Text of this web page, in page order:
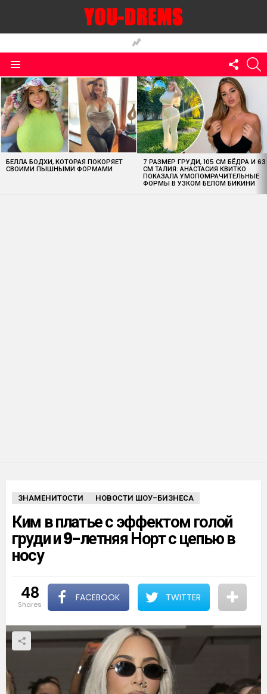
US
MOST
VIEWED
STORIES
БЕЛЛА БОДХИ, КОТОРАЯ ПОКОРЯЕТ
СВОИМИ ПЫШНЫМИ ФОРМАМИ
7 РАЗМЕР ГРУДИ, 105 СМ БЁДРА И 63
СМ ТАЛИЯ: АНАСТАСИЯ КВИТКО
ПОКАЗАЛА УМОПОМРАЧИТЕЛЬНЫЕ
ФОРМЫ В УЗКОМ БЕЛОМ БИКИНИ
ЗНАМЕНИТОСТИ НОВОСТИ ШОУ-БИЗНЕСА
Ким в платье с эффектом голой
груди и 9-летняя Норт с цепью в
носу
48
shares
FACEBOOK TWITTER